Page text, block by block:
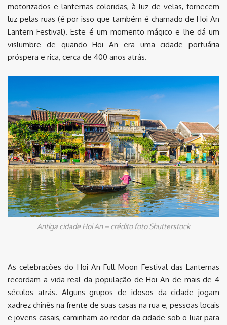
motorizados e lanternas coloridas, à luz de velas, fornecem
luz pelas ruas (é por isso que também é chamado de Hoi An
Lantern Festival). Este é um momento mágico e lhe dá um
vislumbre de quando Hoi An era uma cidade portuária
próspera e rica, cerca de 400 anos atrás.
Antiga cidade Hoi An – crédito foto Shutterstock
As celebrações do Hoi An Full Moon Festival das Lanternas
recordam a vida real da população de Hoi An de mais de 4
séculos atrás. Alguns grupos de idosos da cidade jogam
xadrez chinês na frente de suas casas na rua e, pessoas locais
e jovens casais, caminham ao redor da cidade sob o luar para